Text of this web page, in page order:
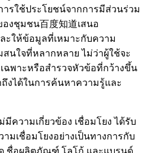
รใช้ประโยชน์จากการมีส่วนร่วม
งชุมชน百度知道เสนอ
ให้ข้อมูลที่เหมาะกับความ
สนใจที่หลากหลาย ไม่ว่าผู้ใช้จะ
พาะหรือสำรวจหัวข้อที่กว้างขึ้น
งได้ในการค้นหาความรู้และ
มีความเกี่ยวข้อง เชื่อมโยง ได้รับ
มเชื่อมโยงอย่างเป็นทางการกับ
ชื่อผลิตภัณฑ์ โลโก้ และแบรนด์